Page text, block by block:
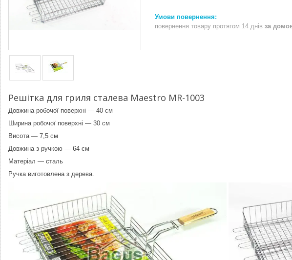
повернення товару протягом 14 днів за
Решітка для гриля сталева Maestro MR-1003
Довжина робочої поверхні — 40 см
Ширина робочої поверхні — 30 см
Висота — 7,5 см
Довжина з ручкою — 64 см
Матеріал — сталь
Ручка виготовлена з дерева.